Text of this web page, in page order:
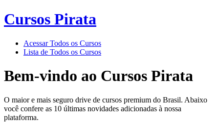
Cursos Pirata
Acessar Todos os Cursos
Lista de Todos os Cursos
Bem-vindo ao Cursos Pirata
O maior e mais seguro drive de cursos premium do Brasil. Abaixo
você confere as 10 últimas novidades adicionadas à nossa
plataforma.